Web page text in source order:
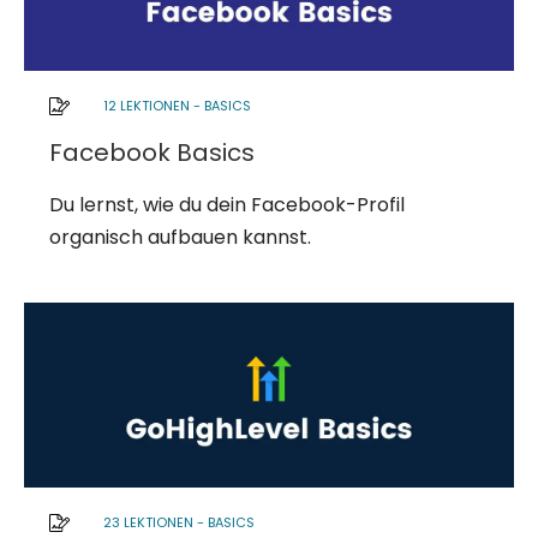
12 LEKTIONEN - BASICS
Facebook Basics
Du lernst, wie du dein Facebook-Profil
organisch aufbauen kannst.
23 LEKTIONEN - BASICS